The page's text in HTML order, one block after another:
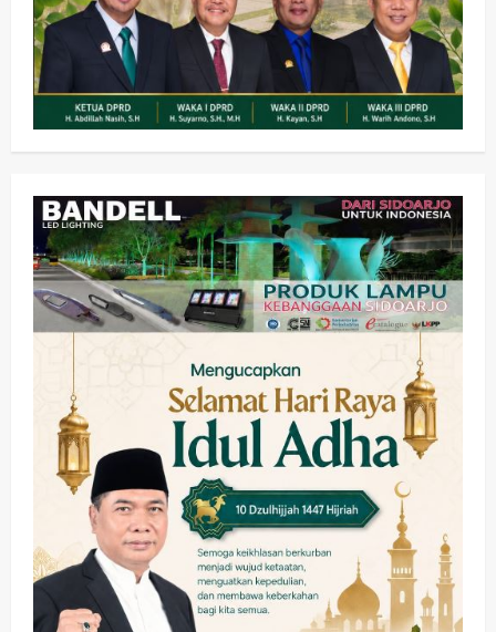
2
Olahraga
Adu Taktik di Atas Rumput Sintetis:
PWI dan Sapma PP Sidoarjo
Memanaskan Mesin Menuju Piala
Soccer
3
HOT NEWS: Ribuan Warga Wage
Tumplek Blek di Bazar Rakyat Jalan
Jambu, Borong Kuliner UMKM Sambil
Nonton Jaranan!
wartanusa 4 Agustus 2026
Keagamaan Pemerintahan
Pemkab Sidoarjo & Muhammadiyah
Sinergi Permudah Perizinan, Wakaf,
hingga Hibah
wartanusa 4 Agustus 2026
5
Keagamaan Pemerintahan
Hadir di Pengajian Qurrota A’yun,
Wabup Sidoarjo Minta Doa Jamaah
Agar Tetap Amanah Memimpin
wartanusa 4 Agustus 2026
Kesehatan Pembangunan
Pemerintahan